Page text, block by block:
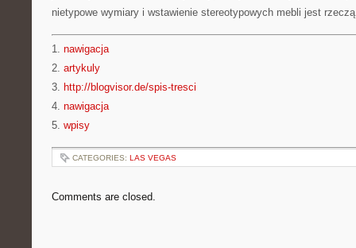
nietypowe wymiary i wstawienie stereotypowych mebli jest
1. nawigacja
2. artykuly
3. http://blogvisor.de/spis-tresci
4. nawigacja
5. wpisy
CATEGORIES: LAS VEGAS
Comments are closed.